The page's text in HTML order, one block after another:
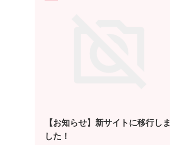
【お知らせ】新サイトに移行しま
した！